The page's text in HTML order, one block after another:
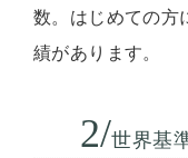
数。はじめての方
績があります。
2/世界基